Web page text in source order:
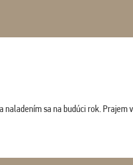
sa na budúci rok. Prajem